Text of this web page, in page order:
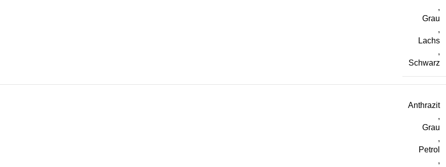
,
Grau
,
Lachs
,
Schwarz
Anthrazit
,
Grau
,
Petrol
,